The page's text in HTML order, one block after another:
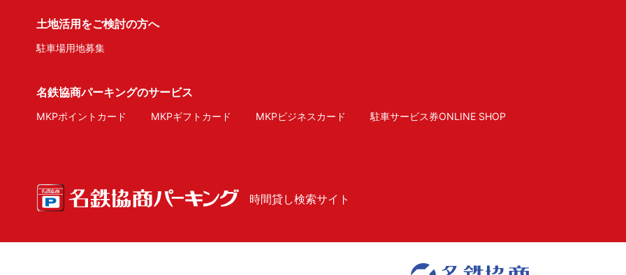
土地活用をご検討の方へ
駐車場用地募集
名鉄協商パーキングのサービス
MKPポイントカード MKPギフトカード MKPビジネスカード 駐車サービス券ONLINE SHOP
時間貸し検索サイト